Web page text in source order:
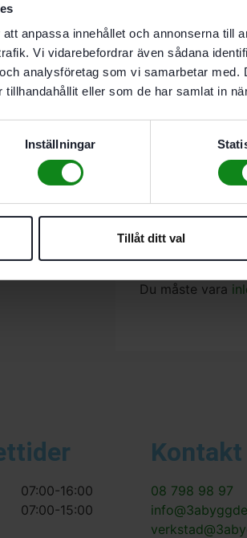
anpassa innehållet och annonserna till
Vi vidarebefordrar även sådana
analysföretag som vi samarbetar
tillhandahållit eller som de har samlat in
Inställningar
Tillåt ditt val
Beskrivning
Teknisk
Egenskaper
För AG
VIBRASTOP
Fäste M8
Det finns inga
Bli först med att
Du måste vara
07:00-16:00
07:00-15:00
Kontakt
08 798 98 97